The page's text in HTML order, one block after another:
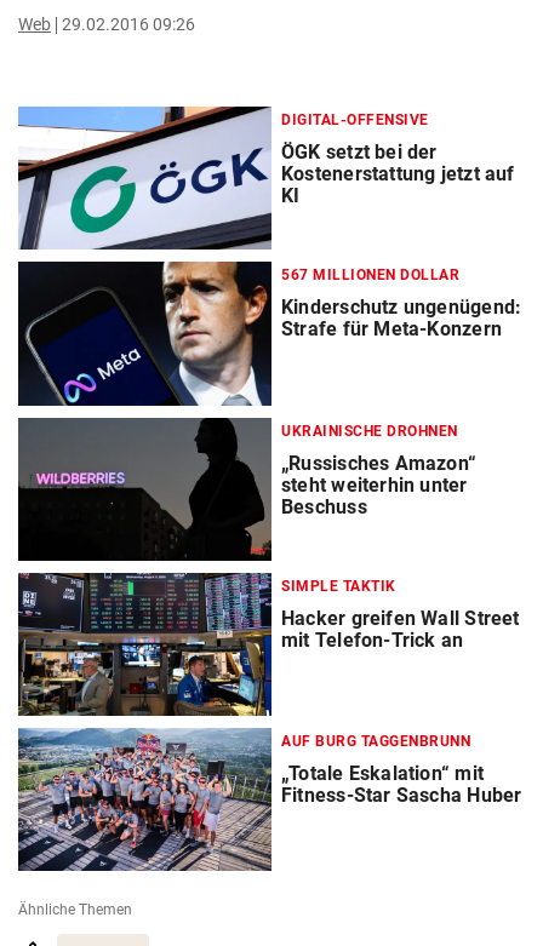
Web 29.02.2016 09:26
DIGITAL-OFFENSIVE
ÖGK setzt bei der
Kostenerstattung jetzt auf
KI
567 MILLIONEN DOLLAR
Kinderschutz ungenügend:
Strafe für Meta-Konzern
UKRAINISCHE DROHNEN
„Russisches Amazon“
steht weiterhin unter
Beschuss
SIMPLE TAKTIK
Hacker greifen Wall Street
mit Telefon-Trick an
AUF BURG TAGGENBRUNN
„Totale Eskalation“ mit
Fitness-Star Sascha Huber
Ähnliche Themen